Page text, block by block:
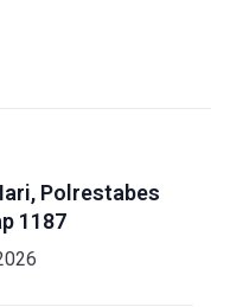
Polrestabes
1187